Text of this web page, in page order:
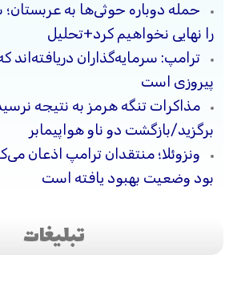
حمله دوباره حوثی‌ها به
را نهایی نخواهیم کرد+تحلیل
ترامپ: سرمایه‌گذاران دریافته‌اند
پیروزی است
مذاکرات تنگه هرمز به نتیجه
برگزید/بازگشت دو ناو هواپیمابر
ونزوئلا؛ منتقدان ترامپ اذعان
بود وضعیت بهبود یافته است
تبلیغات